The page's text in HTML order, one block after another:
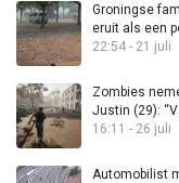
Groningse
eruit als een
22:54 - 21 juli
Zombies
Justin (29):
16:11 - 26 juli
Automobilist